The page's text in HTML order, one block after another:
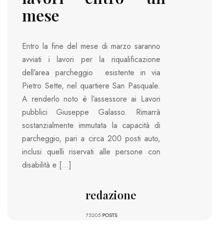
mese
Entro la fine del mese di marzo saranno
avviati i lavori per la riqualificazione
dell’area parcheggio esistente in via
Pietro Sette, nel quartiere San Pasquale.
A renderlo noto è l’assessore ai Lavori
pubblici Giuseppe Galasso. Rimarrà
sostanzialmente immutata la capacità di
parcheggio, pari a circa 200 posti auto,
inclusi quelli riservati alle persone con
disabilità e […]
redazione
75205 POSTS